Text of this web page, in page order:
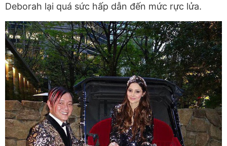
Deborah lại quá sức hấp dẫn đến mức rực lửa.